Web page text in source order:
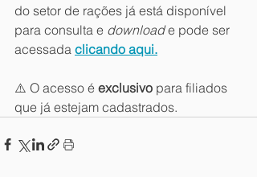
do setor de rações já está disponível
para consulta e download e pode ser
acessada clicando aqui.
⚠️ O acesso é exclusivo para filiados
que já estejam cadastrados.